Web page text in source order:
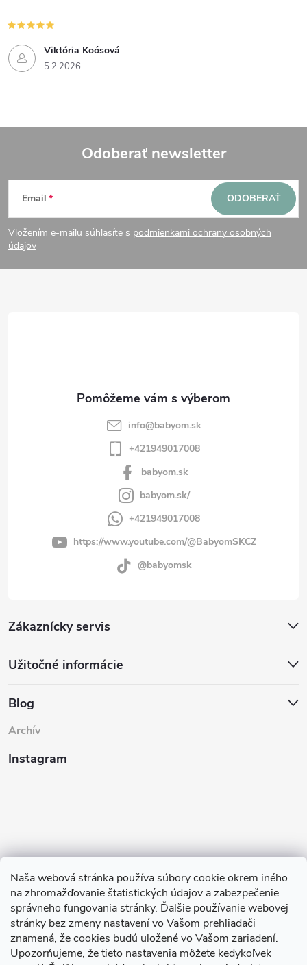
Naša webová stránka používa súbory cookie okrem iného
na zhromažďovanie štatistických údajov a zabezpečenie
správneho fungovania stránky. Ďalšie používanie webovej
stránky bez zmeny nastavení vo Vašom prehliadači
znamená, že cookies budú uložené vo Vašom zariadení.
Upozorňujeme, že tieto nastavenia môžete kedykoľvek
Viktória Koósová
5.2.2026
Z
á
p
Odoberať newsletter
Email
Vložením e-mailu súhlasíte s podmienkami ochrany osobných
údajov
ODOBERAŤ
Zákaznícky servis
Užitočné informácie
Blog
Archív
info@babyom.sk
+421949017008
babyom.sk
babyom.sk/
+421949017008
https://www.youtube.com/@BabyomSKCZ
@babyomsk
Instagram
Sledovať na Instagrame
TIk Tok Instagram Facebook